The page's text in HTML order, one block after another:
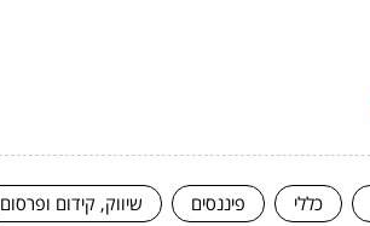
כללי פיננסים שיווק, קידום ופרסום